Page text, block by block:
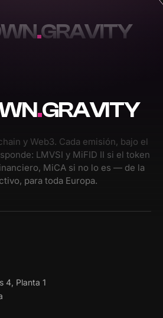
.GRAVITY
.GRAVITY
y Web3. Cada emisión, bajo el
LMVSI y MiFID II si el token
MiCA si no lo es — de la
para toda Europa.
4, Planta 1